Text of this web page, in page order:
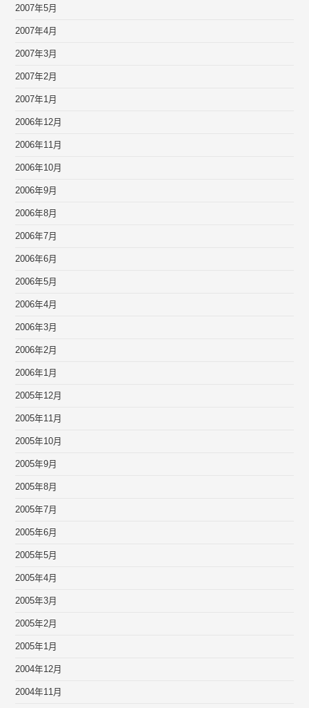
2007年5月
2007年4月
2007年3月
2007年2月
2007年1月
2006年12月
2006年11月
2006年10月
2006年9月
2006年8月
2006年7月
2006年6月
2006年5月
2006年4月
2006年3月
2006年2月
2006年1月
2005年12月
2005年11月
2005年10月
2005年9月
2005年8月
2005年7月
2005年6月
2005年5月
2005年4月
2005年3月
2005年2月
2005年1月
2004年12月
2004年11月